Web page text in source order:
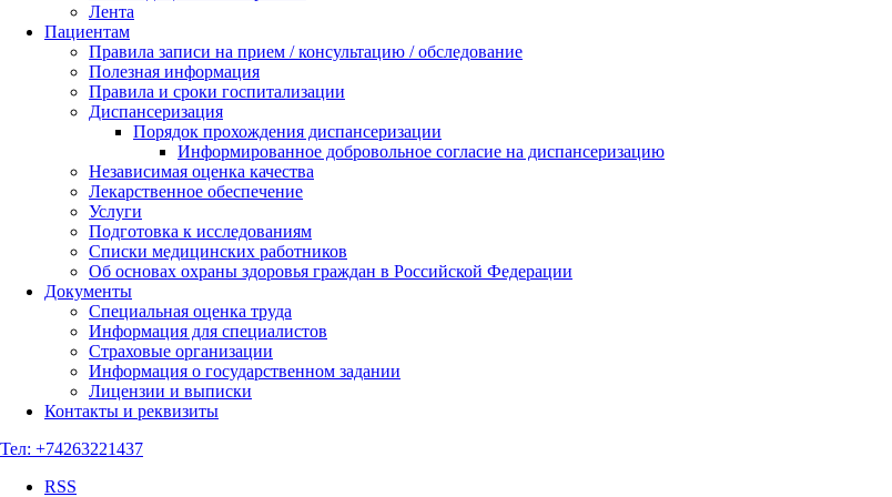
Лента
Пациентам
Правила записи на прием / консультацию / обследование
Полезная информация
Правила и сроки госпитализации
Диспансеризация
Порядок прохождения диспансеризации
Информированное добровольное согласие на диспансеризацию
Независимая оценка качества
Лекарственное обеспечение
Услуги
Подготовка к исследованиям
Списки медицинских работников
Об основах охраны здоровья граждан в Российской Федерации
Документы
Специальная оценка труда
Информация для специалистов
Страховые организации
Информация о государственном задании
Лицензии и выписки
Контакты и реквизиты
Тел: +74263221437
RSS